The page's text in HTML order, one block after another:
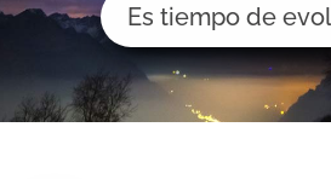
Es tiempo de